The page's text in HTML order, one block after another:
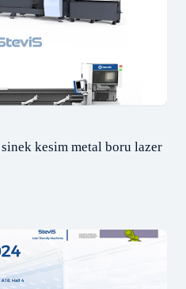
kesim metal boru lazer